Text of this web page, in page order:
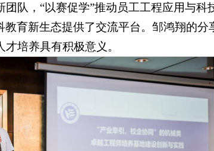
队，“以赛促学”推动员工工程应用与科
育新生态提供了交流平台。邹鸿翔的分
培养具有积极意义。